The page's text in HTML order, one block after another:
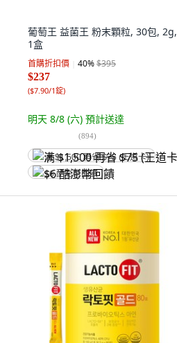
葡萄王 益菌王 粉末顆粒, 30包, 2g,
1盒
首購折扣價 40%$395
$237
($7.90/1錠)
明天 8/8 (六) 預計送達
(894)
满 $1,500 再省 $75 (王道卡)
$6 酷澎幣回饋